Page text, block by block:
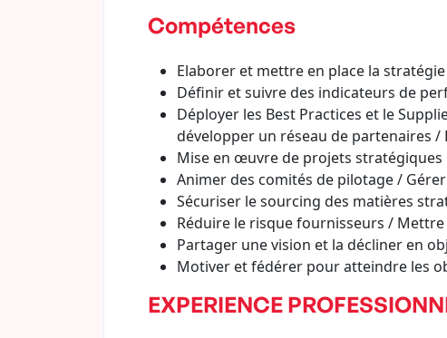
Compétences
Elaborer et mettre en place la
Définir et suivre des indicateurs de
Déployer les Best Practices et le
développer un réseau de partenaires
Mise en œuvre de projets stratégiques
Animer des comités de pilotage /
Sécuriser le sourcing des matières
Réduire le risque fournisseurs /
Partager une vision et la décliner en
Motiver et fédérer pour atteindre les
EXPERIENCE